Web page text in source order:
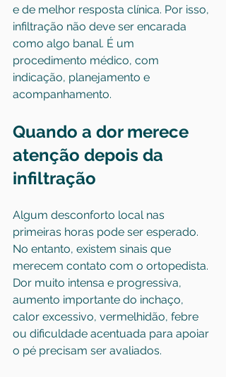
e de melhor resposta clínica. Por isso,
infiltração não deve ser encarada
como algo banal. É um
procedimento médico, com
indicação, planejamento e
acompanhamento.
Quando a dor merece
atenção depois da
infiltração
Algum desconforto local nas
primeiras horas pode ser esperado.
No entanto, existem sinais que
merecem contato com o ortopedista.
Dor muito intensa e progressiva,
aumento importante do inchaço,
calor excessivo, vermelhidão, febre
ou dificuldade acentuada para apoiar
o pé precisam ser avaliados.